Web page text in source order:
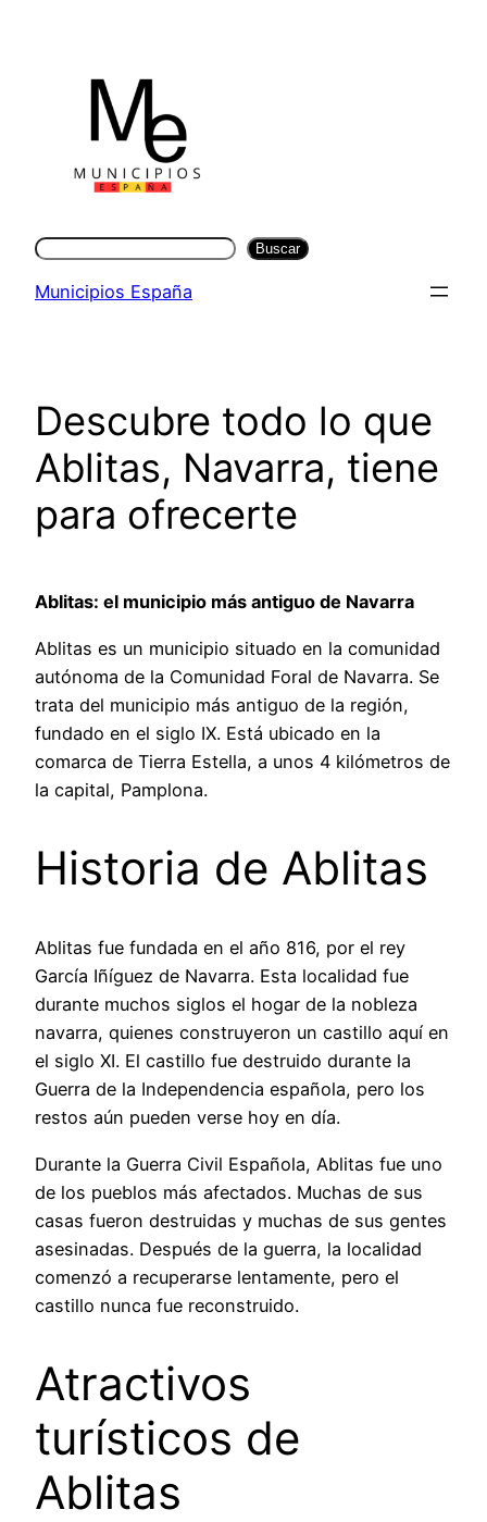
contenido
Buscar Buscar
Municipios España
Descubre todo lo que
Ablitas, Navarra, tiene
para ofrecerte
Ablitas: el municipio más antiguo de Navarra
Ablitas es un municipio situado en la comunidad
autónoma de la Comunidad Foral de Navarra. Se
trata del municipio más antiguo de la región,
fundado en el siglo IX. Está ubicado en la
comarca de Tierra Estella, a unos 4 kilómetros de
la capital, Pamplona.
Historia de Ablitas
Ablitas fue fundada en el año 816, por el rey
García Iñíguez de Navarra. Esta localidad fue
durante muchos siglos el hogar de la nobleza
navarra, quienes construyeron un castillo aquí en
el siglo XI. El castillo fue destruido durante la
Guerra de la Independencia española, pero los
restos aún pueden verse hoy en día.
Durante la Guerra Civil Española, Ablitas fue uno
de los pueblos más afectados. Muchas de sus
casas fueron destruidas y muchas de sus gentes
asesinadas. Después de la guerra, la localidad
comenzó a recuperarse lentamente, pero el
castillo nunca fue reconstruido.
Atractivos
turísticos de
Ablitas